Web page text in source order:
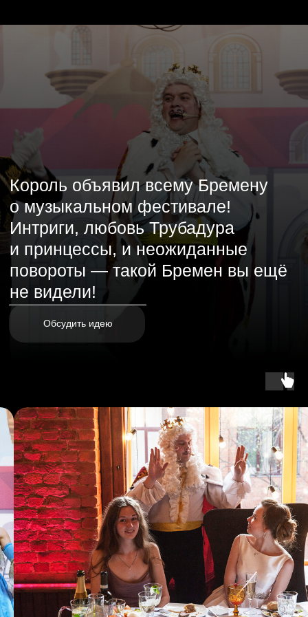
Известные артисты и музыканты могут
сыграть роли в этой постановке.
Закажите этот event-спектакль
с ведущим и конкурсами
в этом году?Поможем
Входит:
Программа банкетаот сценарно-режиссерской
мастерской
Ведущий — профессиональный event-актер
театра
Event-диджей с комплектом звука и света
Координатор в день праздника
Авторский надзор за событием
Ведущий из театра с программой Корпоратива 2.0,
написанной профессиональными сценаристами
Ведущий +Группа «Кавердэйл»